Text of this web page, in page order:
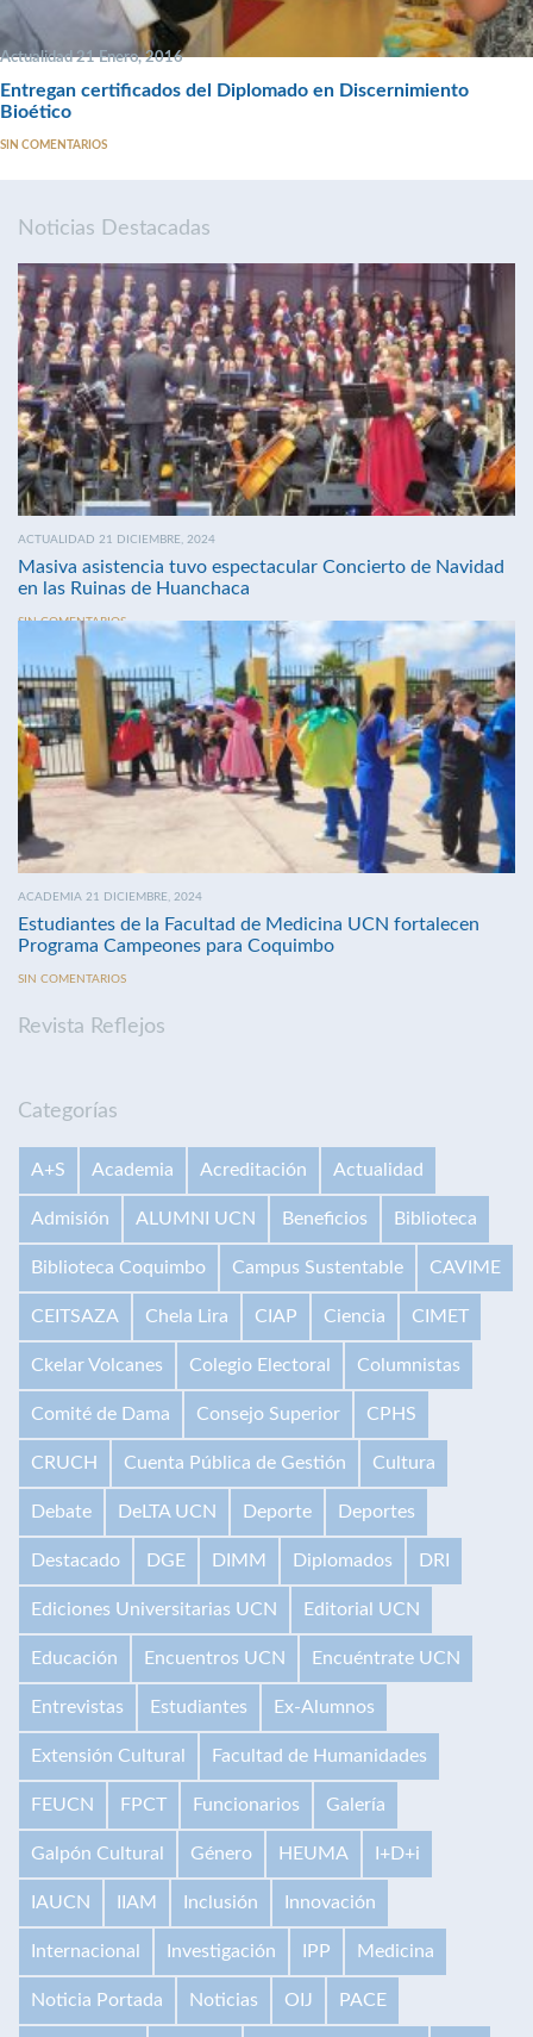
Actualidad 21 Enero, 2016
Entregan certificados del Diplomado en Discernimiento
Bioético
SIN COMENTARIOS
Noticias Destacadas
ACTUALIDAD 21 DICIEMBRE, 2024
Masiva asistencia tuvo espectacular Concierto de Navidad
en las Ruinas de Huanchaca
SIN COMENTARIOS
ACADEMIA 21 DICIEMBRE, 2024
Estudiantes de la Facultad de Medicina UCN fortalecen
Programa Campeones para Coquimbo
SIN COMENTARIOS
Revista Reflejos
Categorías
A+S Academia Acreditación Actualidad
Admisión ALUMNI UCN Beneficios Biblioteca
Biblioteca Coquimbo Campus Sustentable CAVIME
CEITSAZA Chela Lira CIAP Ciencia CIMET
Ckelar Volcanes Colegio Electoral Columnistas
Comité de Dama Consejo Superior CPHS
CRUCH Cuenta Pública de Gestión Cultura
Debate DeLTA UCN Deporte Deportes
Destacado DGE DIMM Diplomados DRI
Ediciones Universitarias UCN Editorial UCN
Educación Encuentros UCN Encuéntrate UCN
Entrevistas Estudiantes Ex-Alumnos
Extensión Cultural Facultad de Humanidades
FEUCN FPCT Funcionarios Galería
Galpón Cultural Género HEUMA I+D+i
IAUCN IIAM Inclusión Innovación
Internacional Investigación IPP Medicina
Noticia Portada Noticias OIJ PACE